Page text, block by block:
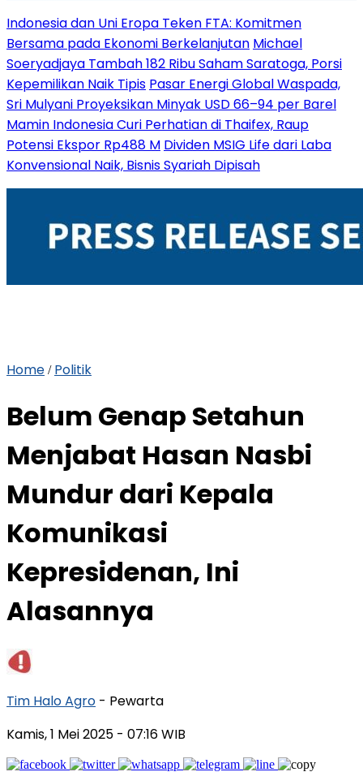
Indonesia dan Uni Eropa Teken FTA: Komitmen
Bersama pada Ekonomi Berkelanjutan Michael
Soeryadjaya Tambah 182 Ribu Saham Saratoga, Porsi
Kepemilikan Naik Tipis Pasar Energi Global Waspada,
Sri Mulyani Proyeksikan Minyak USD 66–94 per Barel
Mamin Indonesia Curi Perhatian di Thaifex, Raup
Potensi Ekspor Rp488 M Dividen MSIG Life dari Laba
Konvensional Naik, Bisnis Syariah Dipisah
Home / Politik
Belum Genap Setahun
Menjabat Hasan Nasbi
Mundur dari Kepala
Komunikasi
Kepresidenan, Ini
Alasannya
Tim Halo Agro - Pewarta
Kamis, 1 Mei 2025 - 07:16 WIB